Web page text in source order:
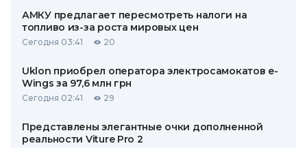
АМКУ предлагает пересмотреть налоги на
топливо из-за роста мировых цен
Сегодня 03:41 20
Uklon приобрел оператора электросамокатов e-
Wings за 97,6 млн грн
Сегодня 02:41 29
Представлены элегантные очки дополненной
реальности Viture Pro 2